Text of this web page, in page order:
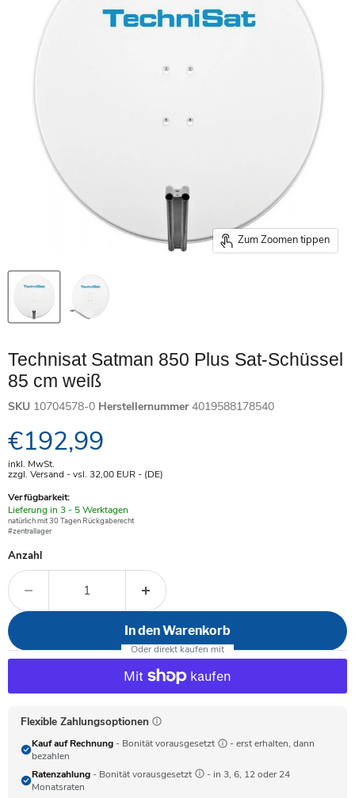
Zum Zoomen tippen
Technisat Satman 850 Plus Sat-Schüssel
85 cm weiß
SKU 10704578-0 Herstellernummer 4019588178540
Aktueller Preis
€192,99
inkl. MwSt.
zzgl. Versand - vsl. 32,00 EUR- (DE)
Verfügbarkeit:
Verfügbar
-
Lieferung in 3 - 5 Werktagen
natürlich mit 30 Tagen Rückgaberecht
#zentrallager
Anzahl
In den Warenkorb
Flexible Zahlungsoptionen
Kauf auf Rechnung - Bonität vorausgesetzt
- erst erhalten, dann
bezahlen
Ratenzahlung - Bonität vorausgesetzt
- in 3, 6, 12 oder 24
Monatsraten